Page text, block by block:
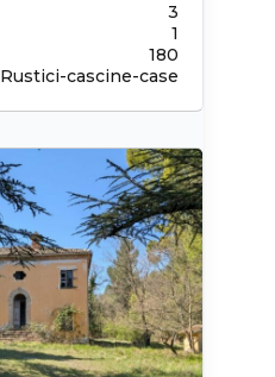
3
1
180
Rustici-cascine-case